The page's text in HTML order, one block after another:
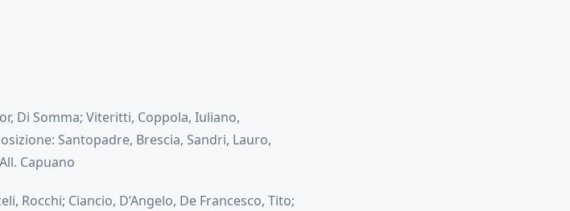
Di Somma; Viteritti, Coppola, Iuliano,
Santopadre, Brescia, Sandri, Lauro,
Capuano
Rocchi; Ciancio, D’Angelo, De Francesco, Tito;